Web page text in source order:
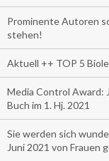
Prominente Autoren
stehen!
Aktuell ++ TOP 5
Media Control Award:
Buch im 1. Hj. 2021
Sie werden sich
Juni 2021 von Frauen